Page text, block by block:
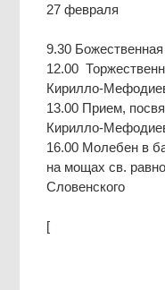
27 февраля
9.30 Божественная
12.00
Кирилло-
13.00 Прием,
Кирилло-
16.00 Молебен в
на мощах св.
Словенского
[